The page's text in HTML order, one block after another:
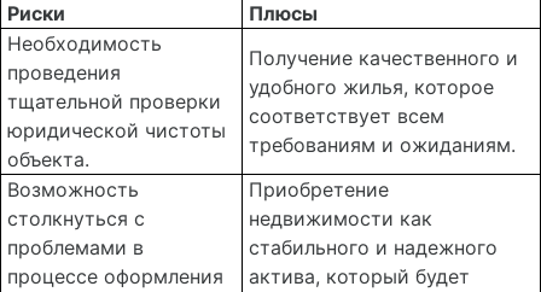
Риски
Плюсы
Необходимость
проведения
тщательной проверки
юридической чистоты
объекта.
Получение качественного и
удобного жилья, которое
соответствует всем
требованиям и ожиданиям.
Возможность
столкнуться с
проблемами в
процессе оформления
Приобретение
недвижимости как
стабильного и надежного
актива, который будет